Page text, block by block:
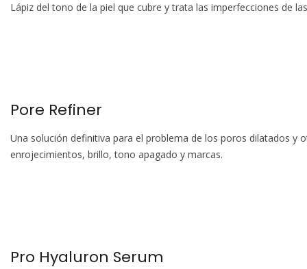
Lápiz del tono de la piel que cubre y trata las imperfecciones de
Pore Refiner
Una solución definitiva para el problema de los poros dilatados y
enrojecimientos, brillo, tono apagado y marcas.
Pro Hyaluron Serum